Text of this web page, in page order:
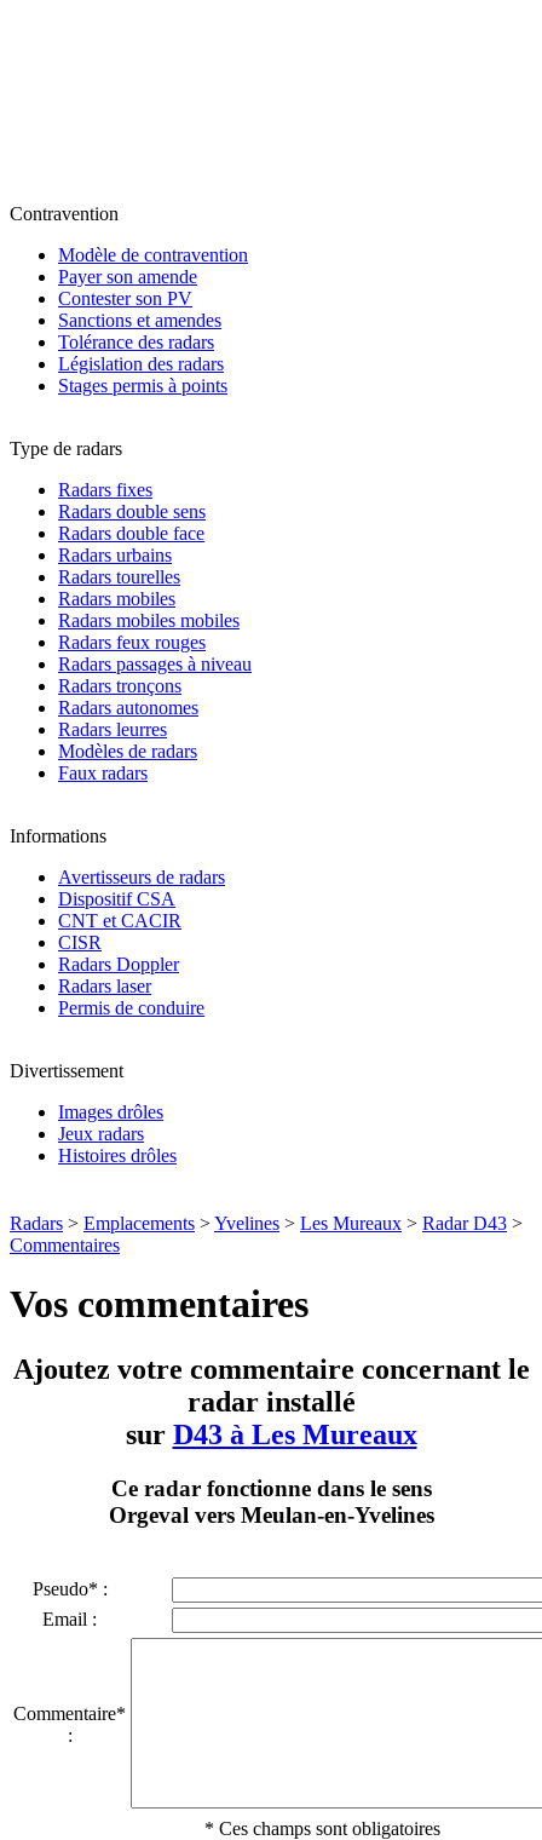
Contravention
Modèle de contravention
Payer son amende
Contester son PV
Sanctions et amendes
Tolérance des radars
Législation des radars
Stages permis à points
Type de radars
Radars fixes
Radars double sens
Radars double face
Radars urbains
Radars tourelles
Radars mobiles
Radars mobiles mobiles
Radars feux rouges
Radars passages à niveau
Radars tronçons
Radars autonomes
Radars leurres
Modèles de radars
Faux radars
Informations
Avertisseurs de radars
Dispositif CSA
CNT et CACIR
CISR
Radars Doppler
Radars laser
Permis de conduire
Divertissement
Images drôles
Jeux radars
Histoires drôles
Radars > Emplacements >Yvelines > Les Mureaux > Radar D43 >
Commentaires
Vos commentaires
Ajoutez votre commentaire concernant le
radar installé
sur D43 à Les Mureaux
Ce radar fonctionne dans le sens
Orgeval vers Meulan-en-Yvelines
Pseudo* :
Email :
Commentaire*
:
* Ces champs sont obligatoires